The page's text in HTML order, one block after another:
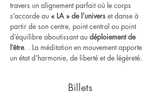
travers un alignement parfait où le corps
s’accorde au « LA » de l’univers et danse à
partir de son centre, point central ou point
d’équilibre aboutissant au déploiement de
l’être. . La méditation en mouvement apporte
un état d’harmonie, de liberté et de légèreté.
Billets